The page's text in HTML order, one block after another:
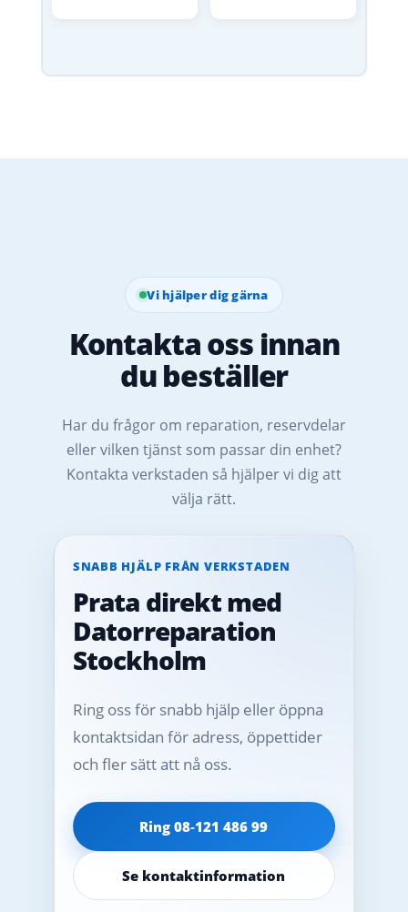
Vi hjälper dig gärna
Kontakta oss innan
du beställer
Har du frågor om reparation, reservdelar
eller vilken tjänst som passar din enhet?
Kontakta verkstaden så hjälper vi dig att
välja rätt.
SNABB HJÄLP FRÅN VERKSTADEN
Prata direkt med
Datorreparation
Stockholm
Ring oss för snabb hjälp eller öppna
kontaktsidan för adress, öppettider
och fler sätt att nå oss.
Ring 08‑121 486 99
Se kontaktinformation